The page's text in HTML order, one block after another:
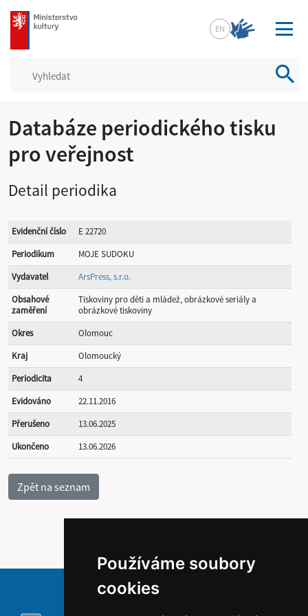
Používáme soubory
cookies
mkcr.cz
EN
Databáze periodického tisku
pro veřejnost
Detail periodika
Evidenční číslo
E 22720
Periodikum
MOJE SUDOKU
Vydavatel
ArsPress, s.r.o.
Obsahové
zaměření
Tiskoviny pro děti a mládež, obrázkové seriály a
obrázkové tiskoviny
Okres
Olomouc
Kraj
Olomoucký
Periodicita
4
Evidováno
22.11.2016
Přerušeno
13.06.2025
Ukončeno
13.06.2026